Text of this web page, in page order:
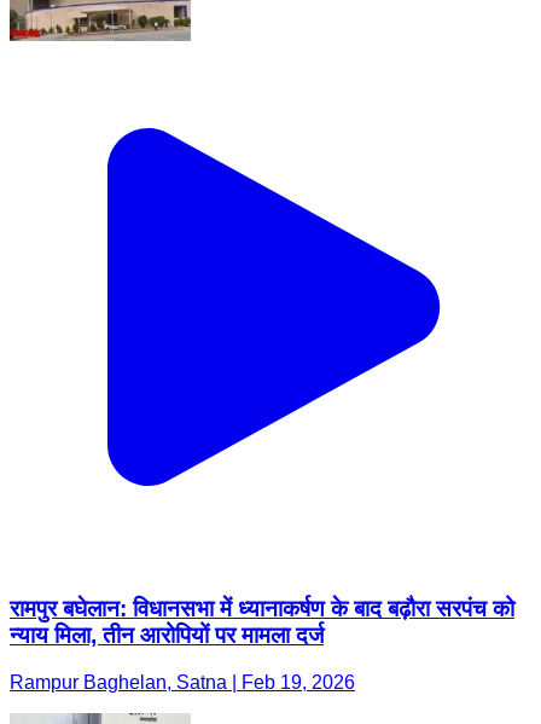
रामपुर बघेलान: विधानसभा में ध्यानाकर्षण के बाद बढ़ौरा सरपंच को
न्याय मिला, तीन आरोपियों पर मामला दर्ज
Rampur Baghelan, Satna | Feb 19, 2026